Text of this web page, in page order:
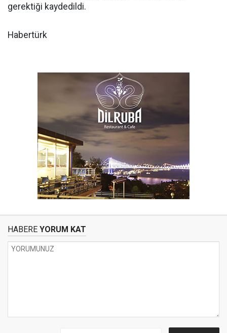
gerektiği kaydedildi.
Habertürk
HABERE YORUM KAT